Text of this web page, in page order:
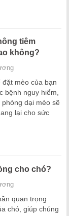
tiêm
không?
mèo của bạn
bệnh nguy hiểm,
dại mèo sẽ
lại cho sức
cho chó?
quan trọng
chó, giúp chúng